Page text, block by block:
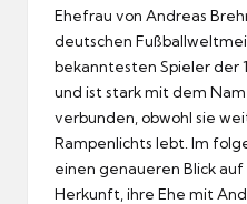
Ehefrau von Andreas
deutschen
bekanntesten Spieler der
und ist stark mit dem
verbunden, obwohl sie
Rampenlichts lebt. Im
einen genaueren Blick auf
Herkunft, ihre Ehe mit